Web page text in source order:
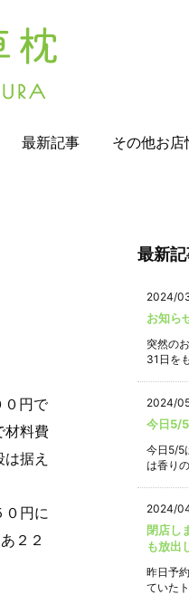
最新記事 その他お店
円で
材料費
据え
円に
２２
最新
2024/
お知ら
突然の
31日を
2024/
今日5/
今日5/5
は香り
2024/
閉店し
も放出
昨日予
ていた